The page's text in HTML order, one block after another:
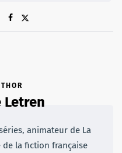
Letren
animateur de La
de la fiction française